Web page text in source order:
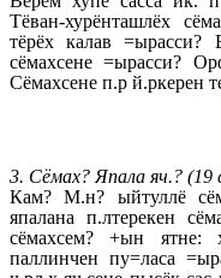
Тёван-хурёнташлёх
тёрёх калав
сёмахсене =ырасси?
Сёмахсене п.р й.ркерен
3. Сёмах? Япала яч.? (19
Кам? М.н? ыйтуллё
япалана п.лтерекен
сёмахсем? +ын ятне:
паллинчен пу=ласа